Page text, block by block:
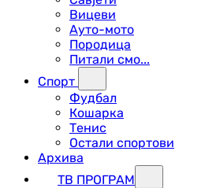
Вицеви
Ауто-мото
Породица
Питали смо...
Спорт
Фудбал
Кошарка
Тенис
Остали спортови
Архива
ТВ ПРОГРАМ